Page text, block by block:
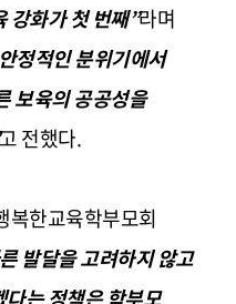
강화가 첫 번째”라며
정적인 분위기에서
보육의 공공성을
고 전했다.
복한교육학부모회
발달을 고려하지 않고
는 정책은 학부모